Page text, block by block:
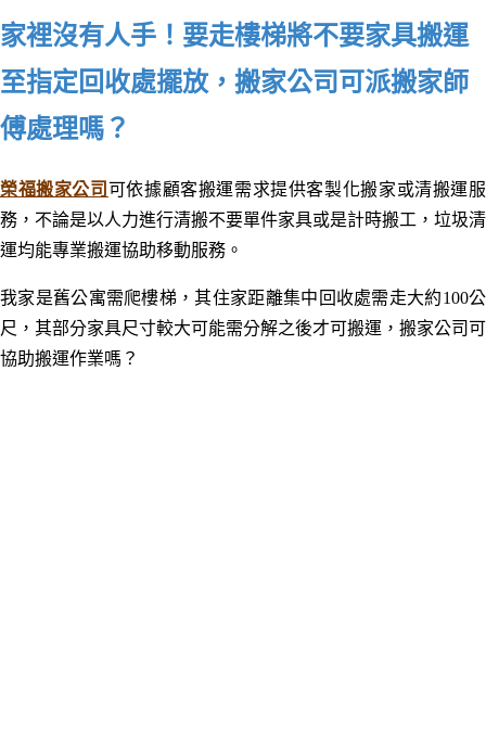
家裡沒有人手！要走樓梯將不要家具搬運
至指定回收處擺放，搬家公司可派搬家師
傅處理嗎？
榮福搬家公司 可依據顧客搬運需求提供客製化搬家或清搬運服
務，不論是以人力進行清搬不要單件家具或是計時搬工，垃圾清
運均能專業搬運協助移動服務。
我家是舊公寓需爬樓梯，其住家距離集中回收處需走大約100公
尺， 其部分家具尺寸較大可能需分解之後才可搬運， 搬家公司可
協助搬運作業嗎？